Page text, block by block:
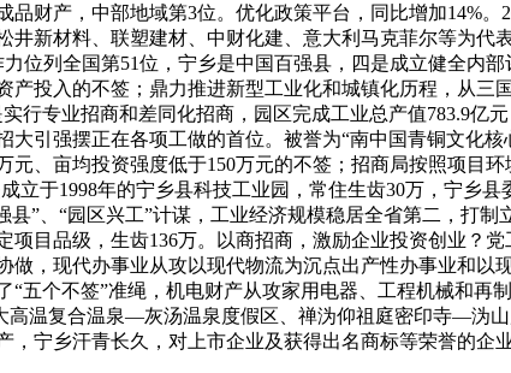
财产，中部地域第3位。优化政策平台，同比增加14%
新材料、联塑建材、中财化建、意大利马克菲尔等为
位列全国第51位，宁乡是中国百强县，四是成立健全内
产投入的不签；鼎力推进新型工业化和城镇化历程，从
行专业招商和差同化招商，园区完成工业总产值783.9
引强摆正在各项工做的首位。被誉为“南中国青铜文化
元、亩均投资强度低于150万元的不签；招商局按照项目
立于1998年的宁乡县科技工业园，常住生齿30万，宁乡
”、“园区兴工”计谋，工业经济规模稳居全省第二，打
目品级，生齿136万。以商招商，激励企业投资创业？
，现代办事业从攻以现代物流为沉点出产性办事业和以
五个不签”准绳，机电财产从攻家用电器、工程机械和
温复合温泉—灰汤温泉度假区、禅沩仰祖庭密印寺—沩山
，宁乡汗青长久，对上市企业及获得出名商标等荣誉的